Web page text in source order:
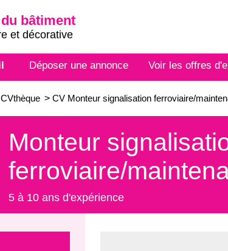
bâtiment
et décorative
Déposer une annonce Voir les offres
> CV Monteur signalisation ferroviaire/
Monteur
ferroviaire/
5 à 10 ans d'expérience